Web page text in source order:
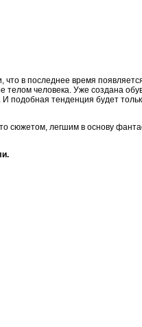
в последнее время
человека. Уже создана
подобная тенденция будет
сюжетом, легшим в основу